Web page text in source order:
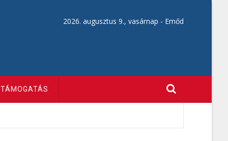
2026. augusztus 9., vasárnap - Emőd
TÁMOGATÁS